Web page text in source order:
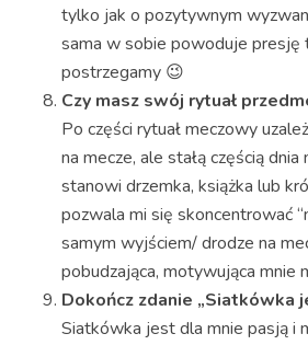
tylko jak o pozytywnym
sama w sobie powoduje presję
postrzegamy 😉
Czy masz swój rytuał
Po części rytuał meczowy
na mecze, ale stałą częścią
stanowi drzemka, książka lub
pozwala mi się skoncentrować
samym wyjściem/ drodze na
pobudzająca, motywująca mnie
Dokończ zdanie „Siatkówka
Siatkówka jest dla mnie pasją i